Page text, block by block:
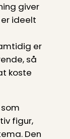
giver
ideelt
er
så
koste
figur,
Den